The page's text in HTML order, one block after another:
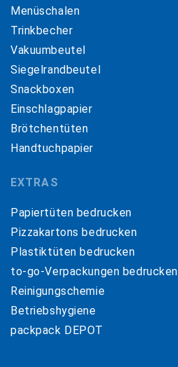
Menüschalen
Trinkbecher
Vakuumbeutel
Siegelrandbeutel
Snackboxen
Einschlagpapier
Brötchentüten
Handtuchpapier
EXTRAS
Papiertüten bedrucken
Pizzakartons bedrucken
Plastiktüten bedrucken
to-go-Verpackungen bedrucken
Reinigungschemie
Betriebshygiene
packpack DEPOT